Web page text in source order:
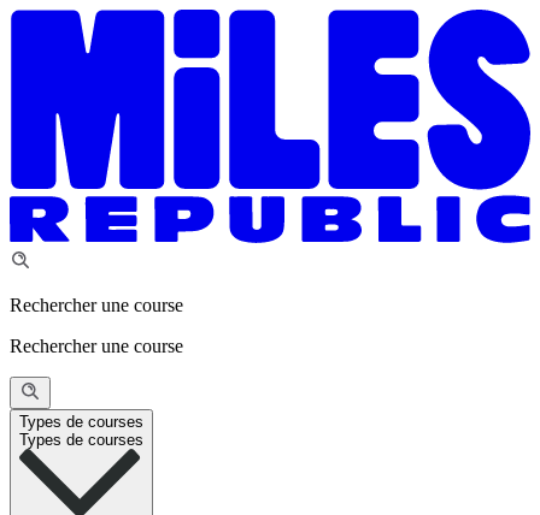
Rechercher une course
Rechercher une course
Types de courses
Types de courses